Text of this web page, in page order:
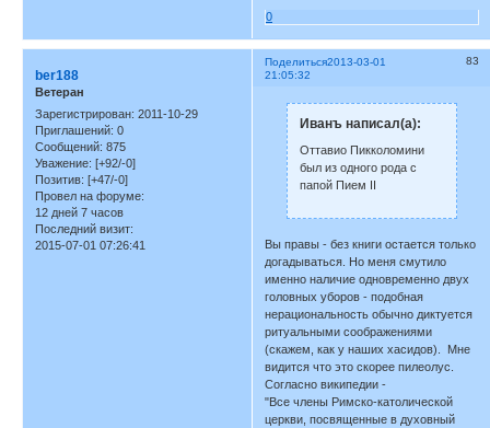
0
Поделиться 83
2013-03-01
21:05:32
ber188
Ветеран
Зарегистрирован: 2011-10-29
Приглашений: 0
Сообщений: 875
Уважение: [+92/-0]
Позитив: [+47/-0]
Провел на форуме:
12 дней 7 часов
Последний визит:
2015-07-01 07:26:41
Иванъ написал(а):
Оттавио Пикколомини
был из одного рода с
папой Пием II
Вы правы - без книги остается только
догадываться. Но меня смутило
именно наличие одновременно двух
головных уборов - подобная
нерациональность обычно диктуется
ритуальными соображениями
(скажем, как у наших хасидов). Мне
видится что это скорее пилеолус.
Согласно википедии -
"Все члены Римско-католической
церкви, посвященные в духовный